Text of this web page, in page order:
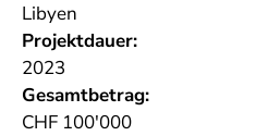
Libyen
Projektdauer:
2023
Gesamtbetrag:
CHF 100'000